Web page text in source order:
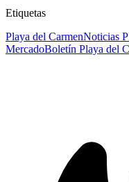
Etiquetas
Playa del CarmenNoticias
MercadoBoletín Playa del